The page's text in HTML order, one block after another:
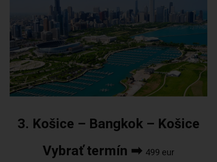
3. Košice – Bangkok – Košice
Vybrať termín ➡ 499 eur